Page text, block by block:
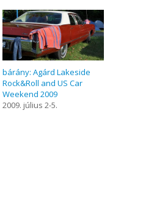
bárány: Agárd Lakeside
Rock&Roll and US Car
Weekend 2009
2009. július 2-5.